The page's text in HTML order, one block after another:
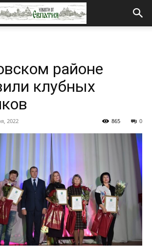
районе
клубных
2022 0
865